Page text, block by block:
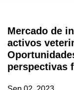
Mercado de
activos
perspectivas